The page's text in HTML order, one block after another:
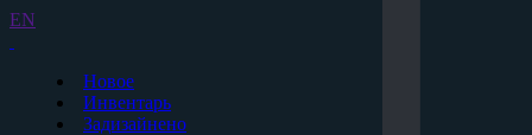
EN
Новое
Инвентарь
Задизайнено